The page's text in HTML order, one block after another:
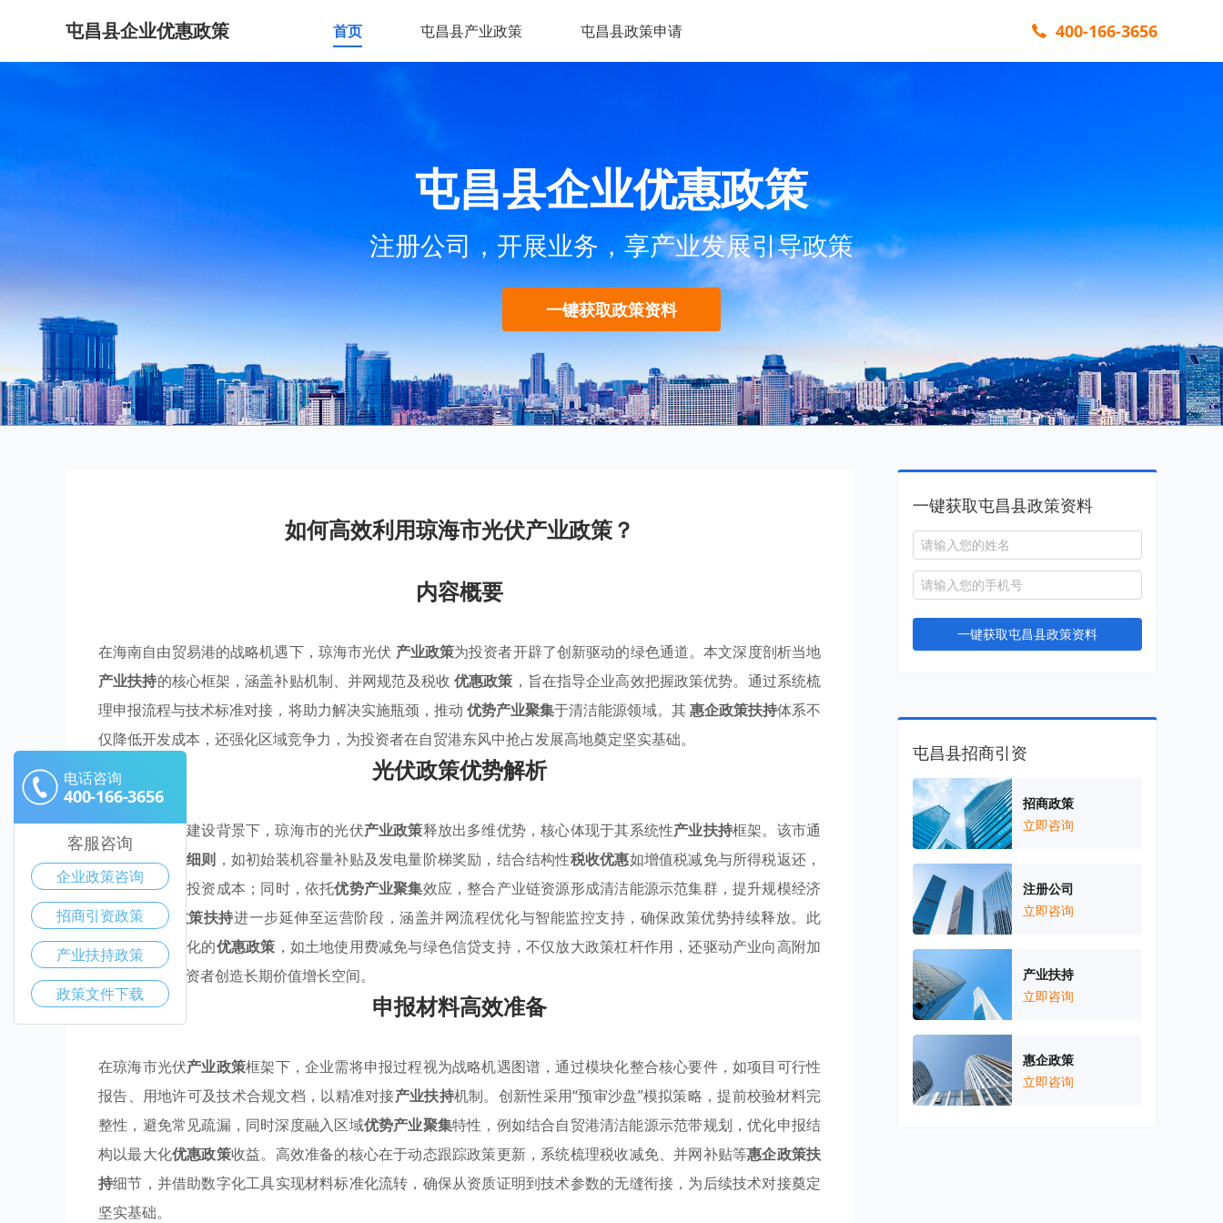
屯昌县企业优惠政策 首页 屯昌县产业政策 屯昌县政策申请 400-166-3656
屯昌县企业优惠政策
注册公司，开展业务，享产业发展引导政策
一键获取政策资料
如何高效利用琼海市光伏产业政策？
内容概要
在海南自由贸易港的战略机遇下，琼海市光伏 产业政策为投资者开辟了创新驱动的绿色通道。本文深度剖析当地
产业扶持的核心框架，涵盖补贴机制、并网规范及税收优惠政策 ，旨在指导企业高效把握政策优势。通过系统梳
理申报流程与技术标准对接，将助力解决实施瓶颈，推动优势产业聚集于清洁能源领域。其惠企政策扶持体系不
仅降低开发成本，还强化区域竞争力，为投资者在自贸港东风中抢占发展高地奠定坚实基础。
光伏政策优势解析
在海南自贸港建设背景下，琼海市的光伏产业政策释放出多维优势，核心体现于其系统性产业扶持框架。该市通
过精细化补贴细则 ，如初始装机容量补贴及发电量阶梯奖励，结合结构性税收优惠如增值税减免与所得税返还，
显著降低企业投资成本；同时，依托优势产业聚集效应，整合产业链资源形成清洁能源示范集群，提升规模经济
效益。惠企政策扶持进一步延伸至运营阶段，涵盖并网流程优化与智能监控支持，确保政策优势持续释放。此
外，针对性强化的优惠政策 ，如土地使用费减免与绿色信贷支持，不仅放大政策杠杆作用，还驱动产业向高附加
值转型，为投资者创造长期价值增长空间。
申报材料高效准备
在琼海市光伏产业政策框架下，企业需将申报过程视为战略机遇图谱，通过模块化整合核心要件，如项目可行性
报告、用地许可及技术合规文档，以精准对接产业扶持机制。创新性采用“预审沙盘”模拟策略，提前校验材料完
整性，避免常见疏漏，同时深度融入区域优势产业聚集特性，例如结合自贸港清洁能源示范带规划，优化申报结
构以最大化优惠政策收益。高效准备的核心在于动态跟踪政策更新，系统梳理税收减免、并网补贴等惠企政策扶
持细节，并借助数字化工具实现材料标准化流转，确保从资质证明到技术参数的无缝衔接，为后续技术对接奠定
坚实基础。
一键获取屯昌县政策资料
一键获取屯昌县政策资料
屯昌县招商引资
招商政策
立即咨询
注册公司
立即咨询
产业扶持
立即咨询
惠企政策
立即咨询
电话咨询
400-166-3656
客服咨询
企业政策咨询
招商引资政策
产业扶持政策
政策文件下载